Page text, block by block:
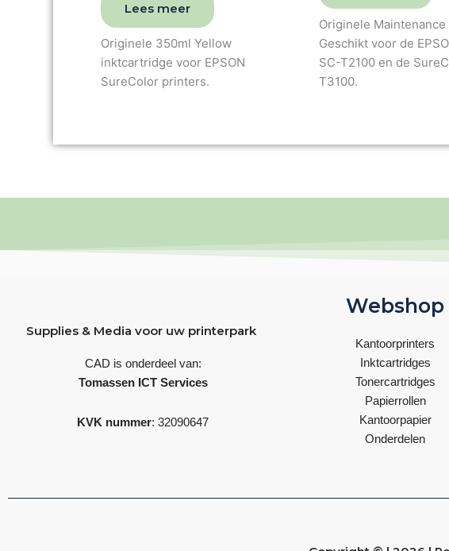
Lees meer
Originele 350ml Yellow
inktcartridge voor EPSON
SureColor printers.
Originele Maintenance
Geschikt voor de
SC-T2100 en de
T3100.
Supplies & Media voor uw printerpark
CAD is onderdeel van:
Tomassen ICT Services
KVK nummer: 32090647
Webshop
Kantoorprinters
Inktcartridges
Tonercartridges
Papierrollen
Kantoorpapier
Onderdelen